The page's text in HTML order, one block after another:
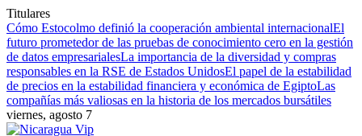
Titulares
Cómo Estocolmo definió la cooperación ambiental internacionalEl
futuro prometedor de las pruebas de conocimiento cero en la gestión
de datos empresarialesLa importancia de la diversidad y compras
responsables en la RSE de Estados UnidosEl papel de la estabilidad
de precios en la estabilidad financiera y económica de EgiptoLas
compañías más valiosas en la historia de los mercados bursátiles
viernes, agosto 7